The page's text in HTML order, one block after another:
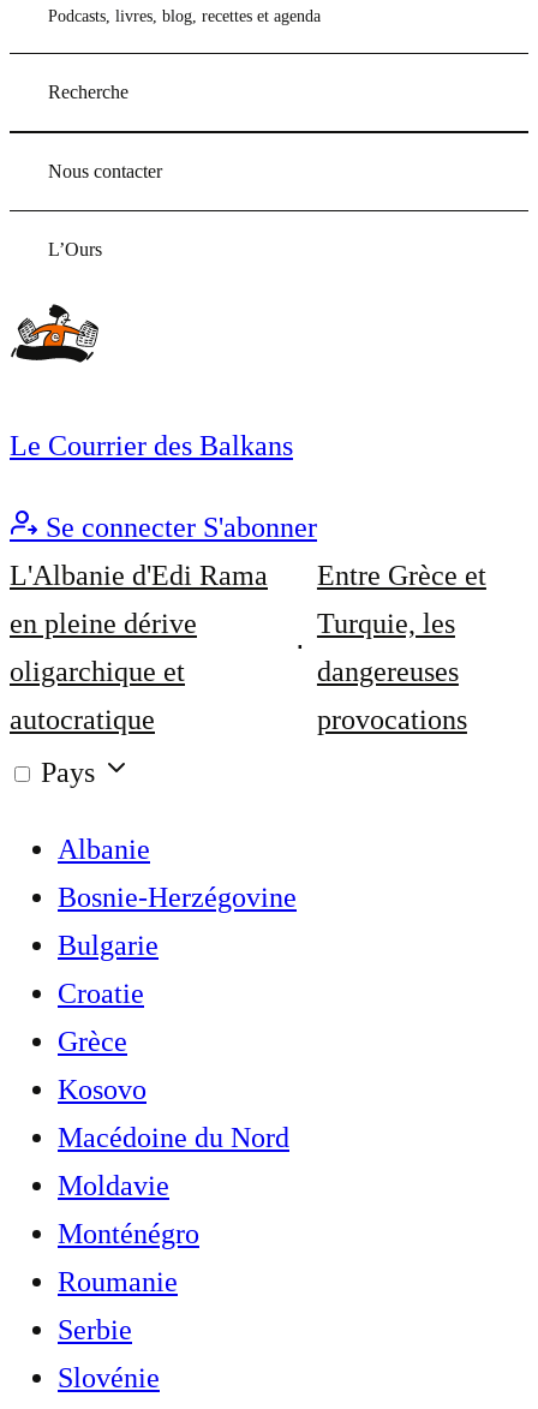
Podcasts, livres, blog, recettes et agenda
Recherche
Nous contacter
L’Ours
Le Courrier des Balkans
Se connecter S'abonner
L'Albanie d'Edi Rama
en pleine dérive
oligarchique et
autocratique
Entre Grèce et
Turquie, les
dangereuses
provocations
Pays
Albanie
Bosnie-Herzégovine
Bulgarie
Croatie
Grèce
Kosovo
Macédoine du Nord
Moldavie
Monténégro
Roumanie
Serbie
Slovénie